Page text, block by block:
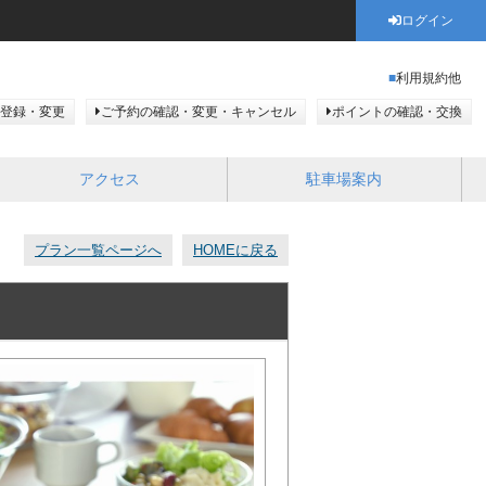
ログイン
利用規約他
録・変更 ご予約の確認・変更・キャンセル ポイントの確認・交換
アクセス 駐車場案内
プラン一覧ページへ HOMEに戻る